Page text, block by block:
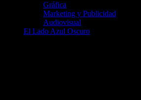
Gráfica
Marketing y Publicidad
Audiovisual
El Lado Azul Oscuro